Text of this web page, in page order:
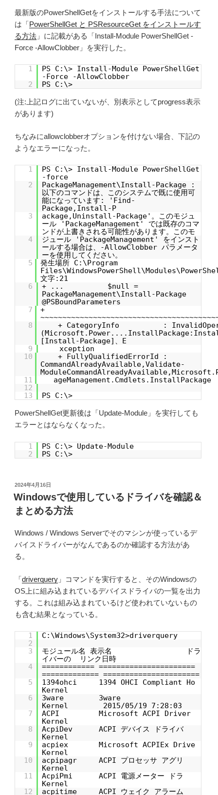
最新版のPowerShellGetをインストールする手法について
は「PowerShellGet と PSResourceGet をインストールす
る方法 」に記載がある「Install-Module PowerShellGet -
Force -AllowClobber」を実行した。
1
PS C:\> Install-Module PowerShellGet
-Force -AllowClobber
2
PS C:\>
(注:上記ログに出ていないが、別表示としてprogress表示
があります)
ちなみにallowclobberオプションを付けない場合、下記の
ようなエラーになった。
1
PS C:\> Install-Module PowerShellGet
-force
2
PackageManagement\Install-Package :
以下のコマンドは、このシステムで既に使用可
能になっています: 'Find-
Package,Install-P
3
ackage,Uninstall-Package'。このモジュ
ール 'PackageManagement' では既存のコマ
ンドが上書きされる可能性があります。このモ
4
ジュール 'PackageManagement' をインスト
ールする場合は、-AllowClobber パラメータ
ーを使用してください。
5
発生場所 C:\Program
文字:21
6
+ ... $null =
PackageManagement\Install-Package
@PSBoundParameters
7
+
8
+ CategoryInfo :
[Install-Package]、E
9
xception
10
+ FullyQualifiedErrorId :
CommandAlreadyAvailable,Validate-
11
ageManagement.Cmdlets.InstallPackage
12
13
PS C:\>
PowerShellGet更新後は「Update-Module」を実行しても
エラーとはならなくなった。
1
PS C:\> Update-Module
2
PS C:\>
投
稿
日:
2024年4月16日
Windowsで使用しているドライバを確認＆
まとめる方法
Windows / Windows Serverでそのマシンが使っているデ
バイスドライバーがなんであるのか確認する方法があ
る。
「driverquery 」コマンドを実行すると、そのWindowsの
OS上に組み込まれているデバイスドライバの一覧を出力
する。これは組み込まれているけど使われていないもの
も含む結果となっている。
1
C:\Windows\System32>driverquery
2
3
モジュール名 表示名 ドラ
イバーの リンク日時
4
============ ======================
============= ======================
5
1394ohci 1394 OHCI Compliant Ho
Kernel
6
3ware 3ware
Kernel 2015/05/19 7:28:03
7
ACPI Microsoft ACPI Driver
Kernel
8
AcpiDev ACPI デバイス ドライバ
Kernel
9
acpiex Microsoft ACPIEx Drive
Kernel
10
acpipagr ACPI プロセッサ アグリ
Kernel
11
AcpiPmi ACPI 電源メーター ドラ
Kernel
12
acpitime ACPI ウェイク アラーム